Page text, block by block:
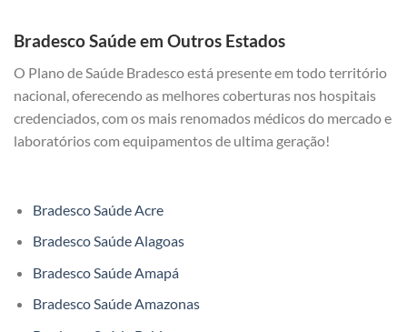
Bradesco Saúde em Outros Estados
O Plano de Saúde Bradesco está presente em todo território
nacional, oferecendo as melhores coberturas nos hospitais
credenciados, com os mais renomados médicos do mercado e
laboratórios com equipamentos de ultima geração!
Bradesco Saúde Acre
Bradesco Saúde Alagoas
Bradesco Saúde Amapá
Bradesco Saúde Amazonas